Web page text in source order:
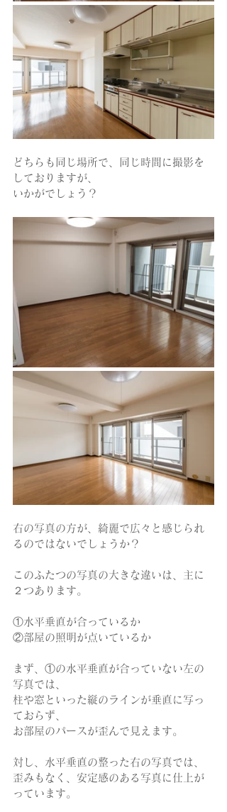
どちらも同じ場所で、同じ時間に撮影を
しておりますが、
いかがでしょう？
右の写真の方が、綺麗で広々と感じられ
るのではないでしょうか？
このふたつの写真の大きな違いは、主に
２つあります。
①水平垂直が合っているか
②部屋の照明が点いているか
まず、①の水平垂直が合っていない左の
写真では、
柱や窓といった縦のラインが垂直に写っ
ておらず、
お部屋のパースが歪んで見えます。
対し、水平垂直の整った右の写真では、
歪みもなく、安定感のある写真に仕上が
っています。